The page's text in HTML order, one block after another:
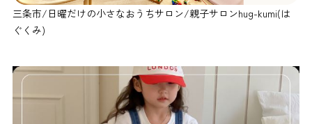
三条市/日曜だけの小さなおうちサロン/親子サロンhug-kumi(は
ぐくみ)